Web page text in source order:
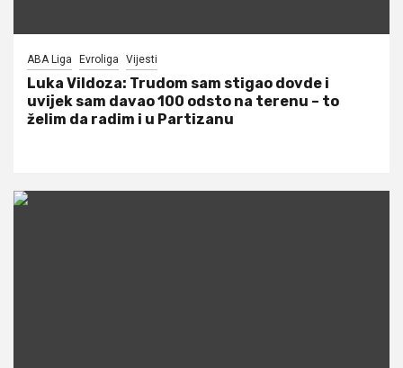
ABA Liga Evroliga Vijesti
Luka Vildoza: Trudom sam stigao dovde i
uvijek sam davao 100 odsto na terenu – to
želim da radim i u Partizanu